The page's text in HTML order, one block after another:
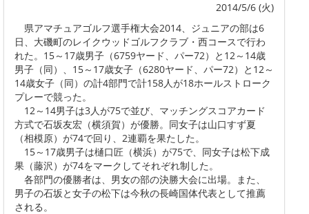
2014/5/6 (火)
県アマチュアゴルフ選手権大会2014、ジュニアの部は6
日、大磯町のレイクウッドゴルフクラブ・西コースで行わ
れた。15～17歳男子（6759ヤード、パー72）と12～14歳
男子（同）、15～17歳女子（6280ヤード、パー72）と12～
14歳女子（同）の計4部門で計158人が18ホールストローク
プレーで競った。
12～14男子は3人が75で並び、マッチングスコアカード
方式で石坂友宏（横須賀）が優勝。同女子は山口すず夏
（相模原）が74で回り、2連覇を果たした。
15～17歳男子は樋口匠（横浜）が75で、同女子は松下成
果（藤沢）が74をマークしてそれぞれ制した。
各部門の優勝者は、男女の部の決勝大会に出場。また、
男子の石坂と女子の松下は今秋の長崎国体代表として推薦
される。